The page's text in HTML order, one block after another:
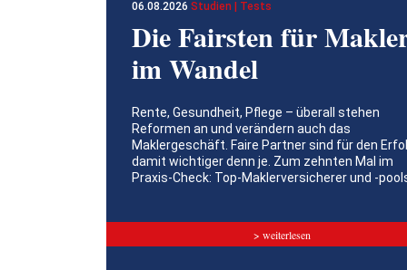
06.08.2026 Studien | Tests
Die Fairsten für
im Wandel
Rente, Gesundheit, Pflege – überall stehen
Reformen an und verändern auch das
Maklergeschäft. Faire Partner sind für den
damit wichtiger denn je. Zum zehnten Mal im
Praxis-Check: Top-Maklerversicherer und -
> weiterlesen